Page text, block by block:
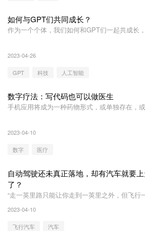
如何与GPT们共同成长？
作为一个个体，我们如何和GPT们一起共成长
2023-04-26
GPT 科技 人工智能
数字疗法：写代码也可以做医生
手机应用将成为一种药物形式，或单独存在，
2023-04-10
数字 医疗
自动驾驶还未真正落地，却有汽车就要
了？
“走一英里路只能让你走到一英里之外，但飞行
2023-04-10
飞行汽车 汽车